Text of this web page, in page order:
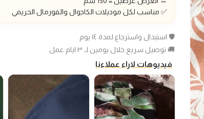
✅ مناسب لكل موديلات الكاجوال والفورمال الحريمي
🛡️ استبدال واسترجاع لمدة ١٤ يوم
🚚 توصيل سريع خلال يومين لـ ٣ ايام عمل
فيديوهات لاراء عملاءنا